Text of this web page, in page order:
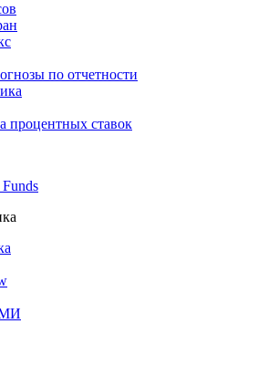
по отчетности
процентных ставок